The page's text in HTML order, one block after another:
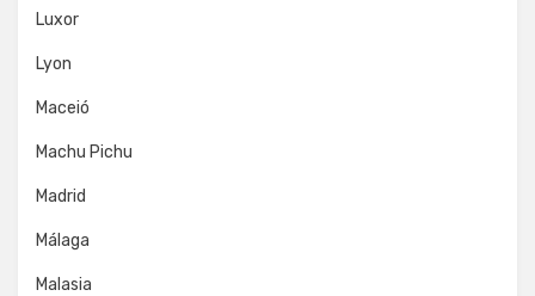
Luxor
Lyon
Maceió
Machu Pichu
Madrid
Málaga
Malasia